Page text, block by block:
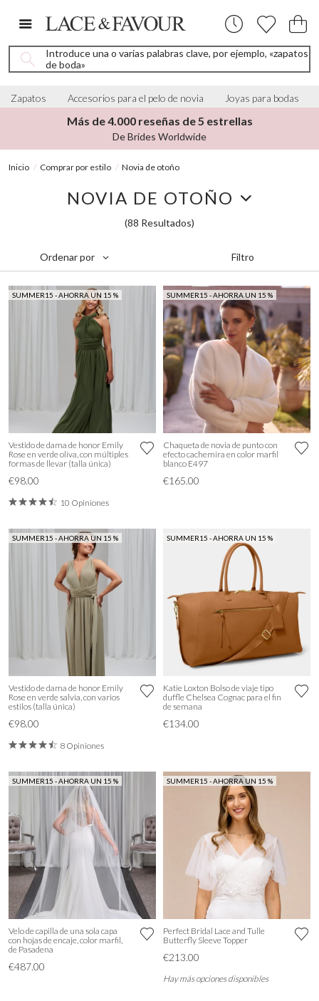
Introduce una o varias palabras clave, por ejemplo, «zapatos
de boda»
Zapatos Accesorios para el pelo de novia Joyas para bodas
Más de 4.000 reseñas de 5 estrellas
De Brides Worldwide
Inicio Comprar por estilo Novia de otoño
NOVIA DE OTOÑO
(88 Resultados)
Ordenar por Filtro
SUMMER15 - AHORRA UN 15 %
Vestido de dama de honor Emily
Rose en verde oliva, con múltiples
formas de llevar (talla única)
€98.00
10 Opiniones
SUMMER15 - AHORRA UN 15 %
Chaqueta de novia de punto con
efecto cachemira en color marfil
blanco E497
€165.00
SUMMER15 - AHORRA UN 15 %
Vestido de dama de honor Emily
Rose en verde salvia, con varios
estilos (talla única)
€98.00
8 Opiniones
SUMMER15 - AHORRA UN 15 %
Katie Loxton Bolso de viaje tipo
duffle Chelsea Cognac para el fin
de semana
€134.00
SUMMER15 - AHORRA UN 15 %
Velo de capilla de una sola capa
con hojas de encaje, color marfil,
de Pasadena
€487.00
SUMMER15 - AHORRA UN 15 %
Perfect Bridal Lace and Tulle
Butterfly Sleeve Topper
€213.00
Hay más opciones disponibles